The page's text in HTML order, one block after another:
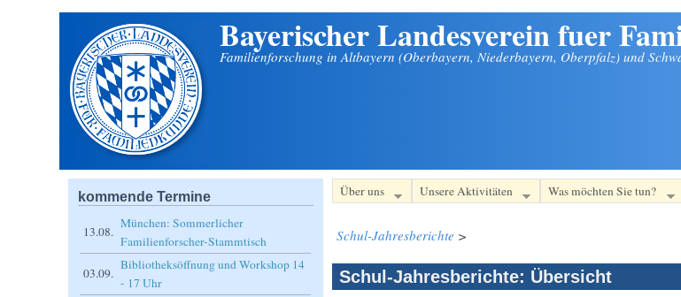
Bayerischer Landesverein fuer
Familienforschung in Altbayern (Oberbayern, Niederbayern, Oberpfalz) und
Über uns Unsere Aktivitäten Was möchten Sie tun?
Schul-Jahresberichte >
Schul-Jahresberichte: Übersicht
kommende Termine
13.08.
München: Sommerlicher
Familienforscher-Stammtisch
03.09.
Bibliotheksöffnung und Workshop 14
- 17 Uhr